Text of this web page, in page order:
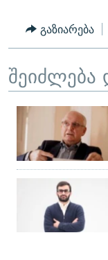
გაზიარება
შეიძლება